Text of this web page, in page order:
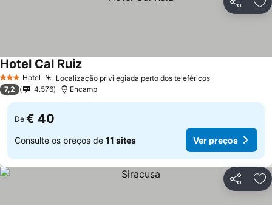
Partilhar
3 EstrelasHotel Localização privilegiada perto dos teleféricosVer preços
Hotel Cal RuizVer preços
7,2 4.576 Encamp
De € 40
Consulte os preços de 11 sites Ver preços
Partilhar